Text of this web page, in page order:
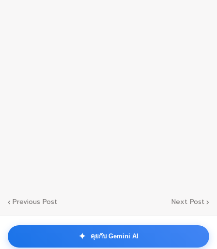
Previous Post Next Post
✦ คุยกับ Gemini AI